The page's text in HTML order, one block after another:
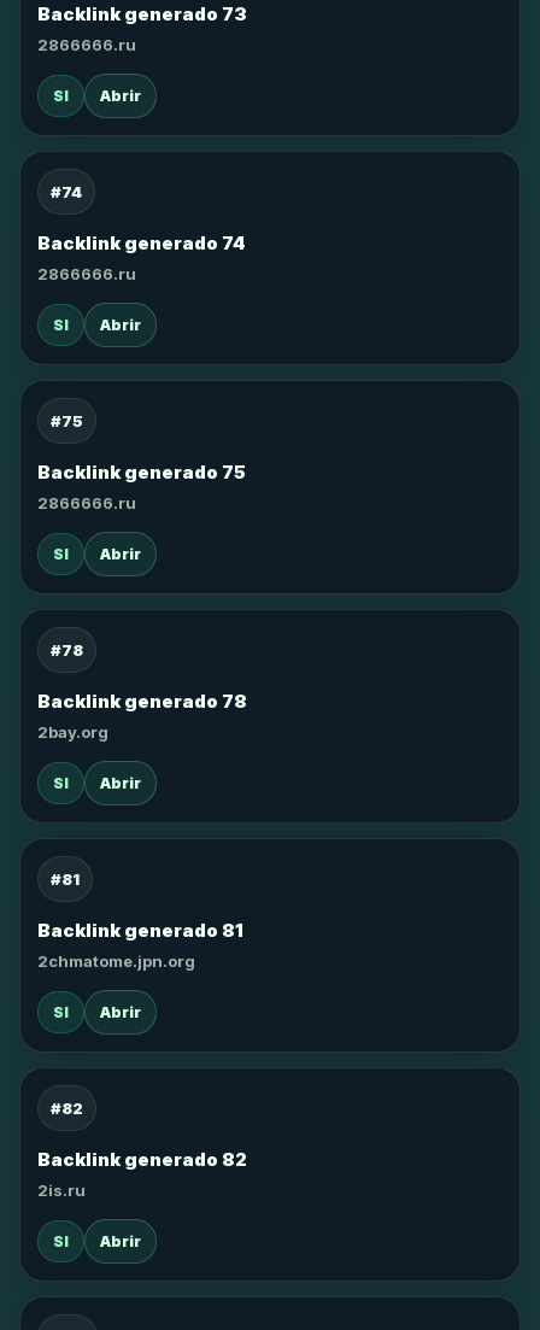
Backlink generado 73
2866666.ru
SI Abrir
#74
Backlink generado 74
2866666.ru
SI Abrir
#75
Backlink generado 75
2866666.ru
SI Abrir
#78
Backlink generado 78
2bay.org
SI Abrir
#81
Backlink generado 81
2chmatome.jpn.org
SI Abrir
#82
Backlink generado 82
2is.ru
SI Abrir